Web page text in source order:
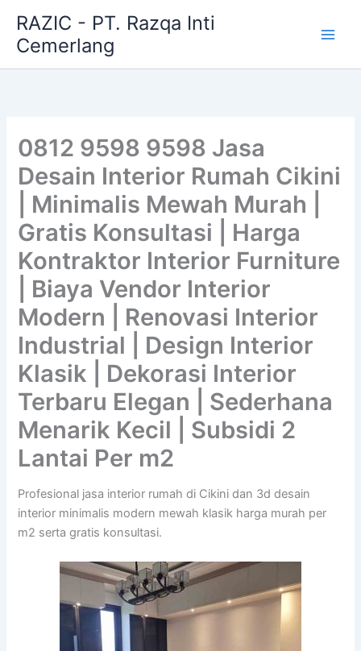
content
RAZIC - PT. Razqa Inti
Cemerlang
0812 9598 9598 Jasa
Desain Interior Rumah Cikini
| Minimalis Mewah Murah |
Gratis Konsultasi | Harga
Kontraktor Interior Furniture
| Biaya Vendor Interior
Modern | Renovasi Interior
Industrial | Design Interior
Klasik | Dekorasi Interior
Terbaru Elegan | Sederhana
Menarik Kecil | Subsidi 2
Lantai Per m2
Profesional jasa interior rumah di Cikini dan 3d desain
interior minimalis modern mewah klasik harga murah per
m2 serta gratis konsultasi.